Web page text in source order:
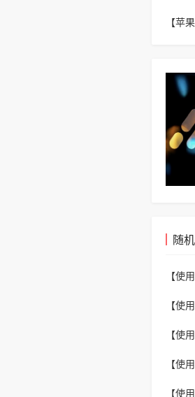
【苹
随
【使
栅格
【使
【使
【使
【使